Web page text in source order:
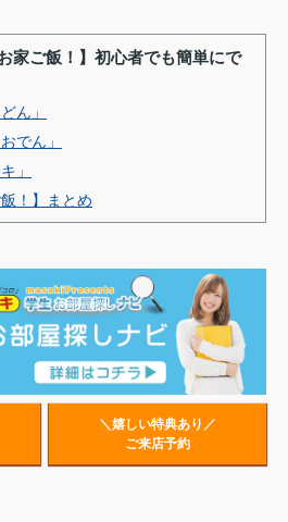
家ご飯！】初心者でも簡単にで
ん」
でん」
」
！】まとめ
＼嬉しい特典あり／
ご来店予約